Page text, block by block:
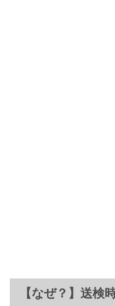
【なぜ？】送検